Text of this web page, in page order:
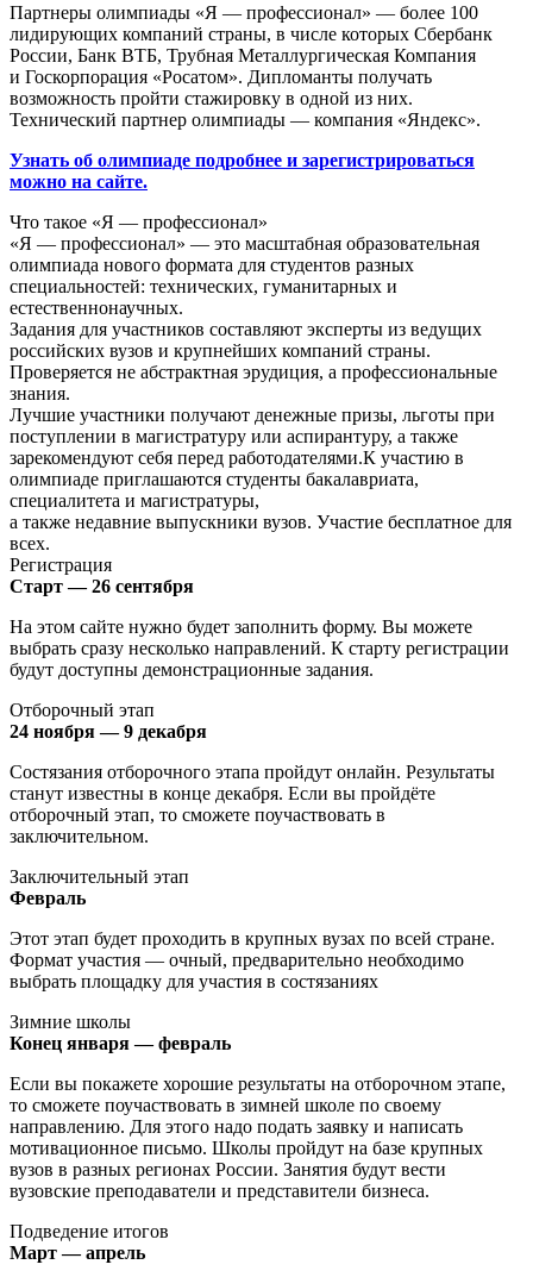
Партнеры олимпиады «Я — профессионал» — более 100
лидирующих компаний страны, в числе которых Сбербанк
России, Банк ВТБ, Трубная Металлургическая Компания
и Госкорпорация «Росатом». Дипломанты получать
возможность пройти стажировку в одной из них.
Технический партнер олимпиады — компания «Яндекс».
Узнать об олимпиаде подробнее и зарегистрироваться
можно на сайте.
Что такое «Я — профессионал»
«Я — профессионал» — это масштабная образовательная
олимпиада нового формата для студентов разных
специальностей: технических, гуманитарных и
естественнонаучных.
Задания для участников составляют эксперты из ведущих
российских вузов и крупнейших компаний страны.
Проверяется не абстрактная эрудиция, а профессиональные
знания.
Лучшие участники получают денежные призы, льготы при
поступлении в магистратуру или аспирантуру, а также
зарекомендуют себя перед работодателями.К участию в
олимпиаде приглашаются студенты бакалавриата,
специалитета и магистратуры,
а также недавние выпускники вузов. Участие бесплатное для
всех.
Регистрация
Старт — 26 сентября
На этом сайте нужно будет заполнить форму. Вы можете
выбрать сразу несколько направлений. К старту регистрации
будут доступны демонстрационные задания.
Отборочный этап
24 ноября — 9 декабря
Состязания отборочного этапа пройдут онлайн. Результаты
станут известны в конце декабря. Если вы пройдёте
отборочный этап, то сможете поучаствовать в
заключительном.
Заключительный этап
Февраль
Этот этап будет проходить в крупных вузах по всей стране.
Формат участия — очный, предварительно необходимо
выбрать площадку для участия в состязаниях
Зимние школы
Конец января — февраль
Если вы покажете хорошие результаты на отборочном этапе,
то сможете поучаствовать в зимней школе по своему
направлению. Для этого надо подать заявку и написать
мотивационное письмо. Школы пройдут на базе крупных
вузов в разных регионах России. Занятия будут вести
вузовские преподаватели и представители бизнеса.
Подведение итогов
Март — апрель